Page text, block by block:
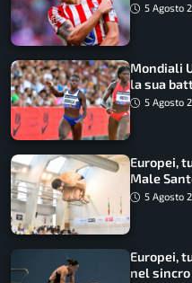
5 Agosto
Mondiali
la sua
disputano
5 Agosto
Europei,
Male
5 Agosto
Europei,
nel sincro